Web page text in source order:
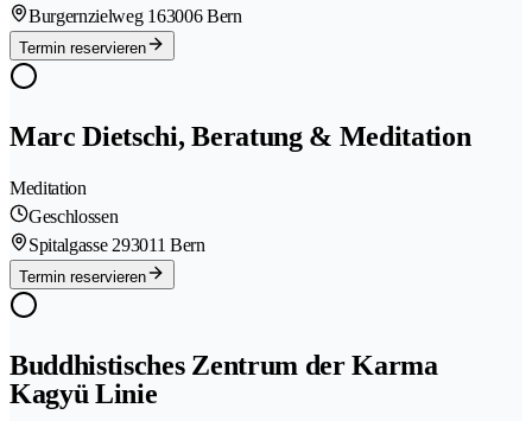
Burgernzielweg 163006 Bern
Termin reservieren
Marc Dietschi, Beratung & Meditation
Meditation
Geschlossen
Spitalgasse 293011 Bern
Termin reservieren
Buddhistisches Zentrum der Karma
Kagyü Linie